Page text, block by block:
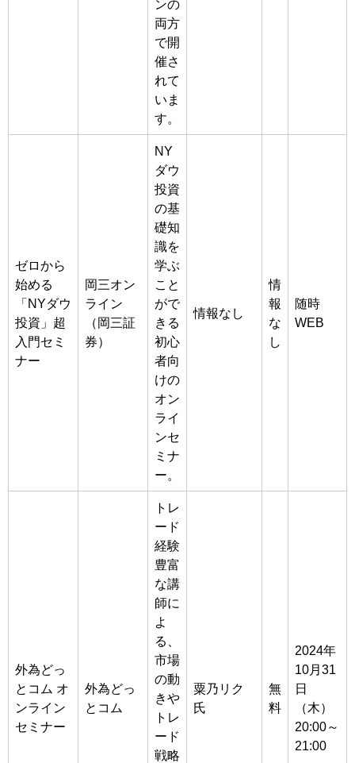
ンの
両方
で開
催さ
れて
いま
す。
ゼロから
始める
「NYダウ
投資」超
入門セミ
ナー
岡三オン
ライン
（岡三証
券）
NY
ダウ
投資
の基
礎知
識を
学ぶ
こと
がで
きる
初心
者向
けの
オン
ライ
ンセ
ミナ
ー。
情報なし
情
報
な
し
随時
WEB
外為どっ
とコム オ
ンライン
セミナー
外為どっ
とコム
トレ
ード
経験
豊富
な講
師に
よ
る、
市場
の動
きや
トレ
ード
戦略
粟乃リク
氏
無
料
2024年
10月31
日
（木）
20:00～
21:00